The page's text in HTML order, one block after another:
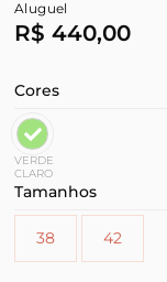
Aluguel
R$ 440,00
Cores
VERDE
CLARO
Tamanhos
38 42